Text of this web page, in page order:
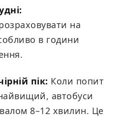
на
в години
пік: Коли попит
автобуси
8–12 хвилин. Це